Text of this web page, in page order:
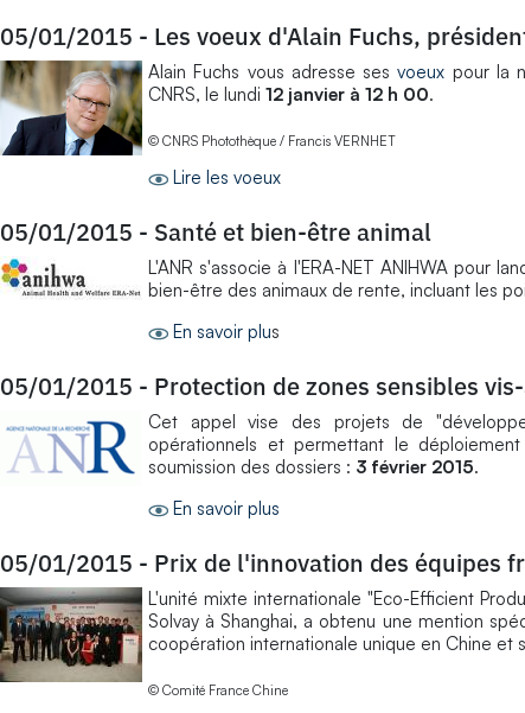
05/01/2015 - Les voeux d'Alain Fuchs,
Alain Fuchs vous adresse sesvoeux pour la
CNRS, le lundi 12 janvier à 12 h 00.
© CNRS Photothèque / Francis VERNHET
Lire les voeux
05/01/2015 - Santé et bien-être animal
L'ANR s'associe à l'ERA-NET ANIHWA pour
bien-être des animaux de rente, incluant les
En savoir plus
05/01/2015 - Protection de zones sensibles
Cet appel vise des projets de
opérationnels et permettant le
soumission des dossiers : 3 février 2015.
En savoir plus
05/01/2015 - Prix de l'innovation des équipes
L'unité mixte internationale "Eco-Efficient
Solvay à Shanghai, a obtenu une mention
coopération internationale unique en Chine
© Comité France Chine